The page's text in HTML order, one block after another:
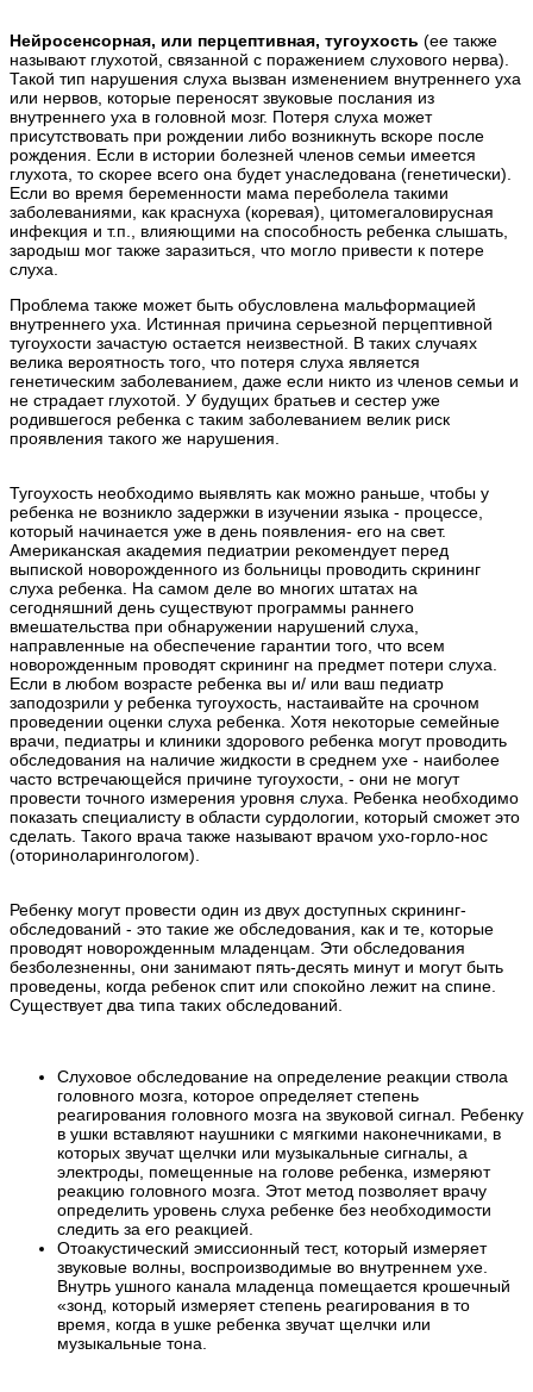
Нейросенсорная, или перцептивная, тугоухость (ее также
называют глухотой, связанной с поражением слухового нерва).
Такой тип нарушения слуха вызван изменением внутреннего уха
или нервов, которые переносят звуковые послания из
внутреннего уха в головной мозг. Потеря слуха может
присутствовать при рождении либо возникнуть вскоре после
рождения. Если в истории болезней членов семьи имеется
глухота, то скорее всего она будет унаследована (генетически).
Если во время беременности мама переболела такими
заболеваниями, как краснуха (коревая), цитомегаловирусная
инфекция и т.п., влияющими на способность ребенка слышать,
зародыш мог также заразиться, что могло привести к потере
слуха.
Проблема также может быть обусловлена мальформацией
внутреннего уха. Истинная причина серьезной перцептивной
тугоухости зачастую остается неизвестной. В таких случаях
велика вероятность того, что потеря слуха является
генетическим заболеванием, даже если никто из членов семьи и
не страдает глухотой. У будущих братьев и сестер уже
родившегося ребенка с таким заболеванием велик риск
проявления такого же нарушения.
Тугоухость необходимо выявлять как можно раньше, чтобы у
ребенка не возникло задержки в изучении языка - процессе,
который начинается уже в день появления- его на свет.
Американская академия педиатрии рекомендует перед
выпиской новорожденного из больницы проводить скрининг
слуха ребенка. На самом деле во многих штатах на
сегодняшний день существуют программы раннего
вмешательства при обнаружении нарушений слуха,
направленные на обеспечение гарантии того, что всем
новорожденным проводят скрининг на предмет потери слуха.
Если в любом возрасте ребенка вы и/ или ваш педиатр
заподозрили у ребенка тугоухость, настаивайте на срочном
проведении оценки слуха ребенка. Хотя некоторые семейные
врачи, педиатры и клиники здорового ребенка могут проводить
обследования на наличие жидкости в среднем ухе - наиболее
часто встречающейся причине тугоухости, - они не могут
провести точного измерения уровня слуха. Ребенка необходимо
показать специалисту в области сурдологии, который сможет это
сделать. Такого врача также называют врачом ухо-горло-нос
(оториноларингологом).
Ребенку могут провести один из двух доступных скрининг-
обследований - это такие же обследования, как и те, которые
проводят новорожденным младенцам. Эти обследования
безболезненны, они занимают пять-десять минут и могут быть
проведены, когда ребенок спит или спокойно лежит на спине.
Существует два типа таких обследований.
Слуховое обследование на определение реакции ствола
головного мозга, которое определяет степень
реагирования головного мозга на звуковой сигнал. Ребенку
в ушки вставляют наушники с мягкими наконечниками, в
которых звучат щелчки или музыкальные сигналы, а
электроды, помещенные на голове ребенка, измеряют
реакцию головного мозга. Этот метод позволяет врачу
определить уровень слуха ребенке без необходимости
следить за его реакцией.
Отоакустический эмиссионный тест, который измеряет
звуковые волны, воспроизводимые во внутреннем ухе.
Внутрь ушного канала младенца помещается крошечный
«зонд, который измеряет степень реагирования в то
время, когда в ушке ребенка звучат щелчки или
музыкальные тона.